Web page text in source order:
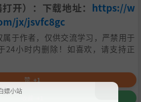
开）：下载地址： https://w
jx/jsvfc8gc
于作者，仅供交流学习，严禁用于
24小时内删除！如喜欢，请支持正
赞 +1
嫖小站